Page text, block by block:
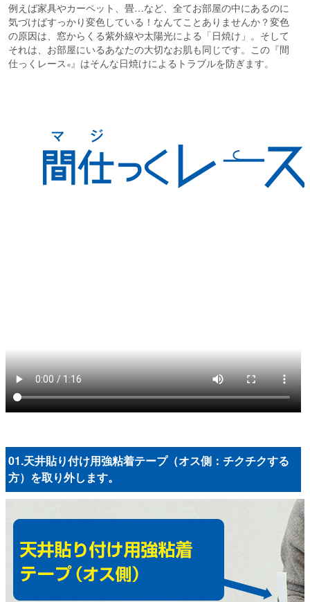
例えば家具やカーペット、畳…など、全てお部屋の中にあるのに
気づけばすっかり変色している！なんてことありませんか？変色
の原因は、窓からくる紫外線や太陽光による「日焼け」。そして
それは、お部屋にいるあなたの大切なお肌も同じです。この『間
仕っくレース ®』はそんな日焼けによるトラブルを防ぎます。
01.天井貼り付け用強粘着テープ（オス側：チクチクする
方）を取り外します。